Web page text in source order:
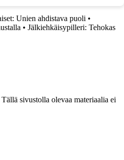
Unien ahdistava puoli •
• Jälkiehkäisypilleri: Tehokas
sivustolla olevaa materiaalia ei